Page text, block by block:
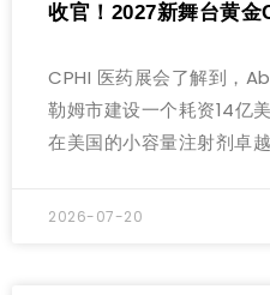
收官！2027新舞台黄金
CPHI 医药展会了解到，
勒姆市建设一个耗资14亿
在美国的小容量注射剂卓越
2026-07-20